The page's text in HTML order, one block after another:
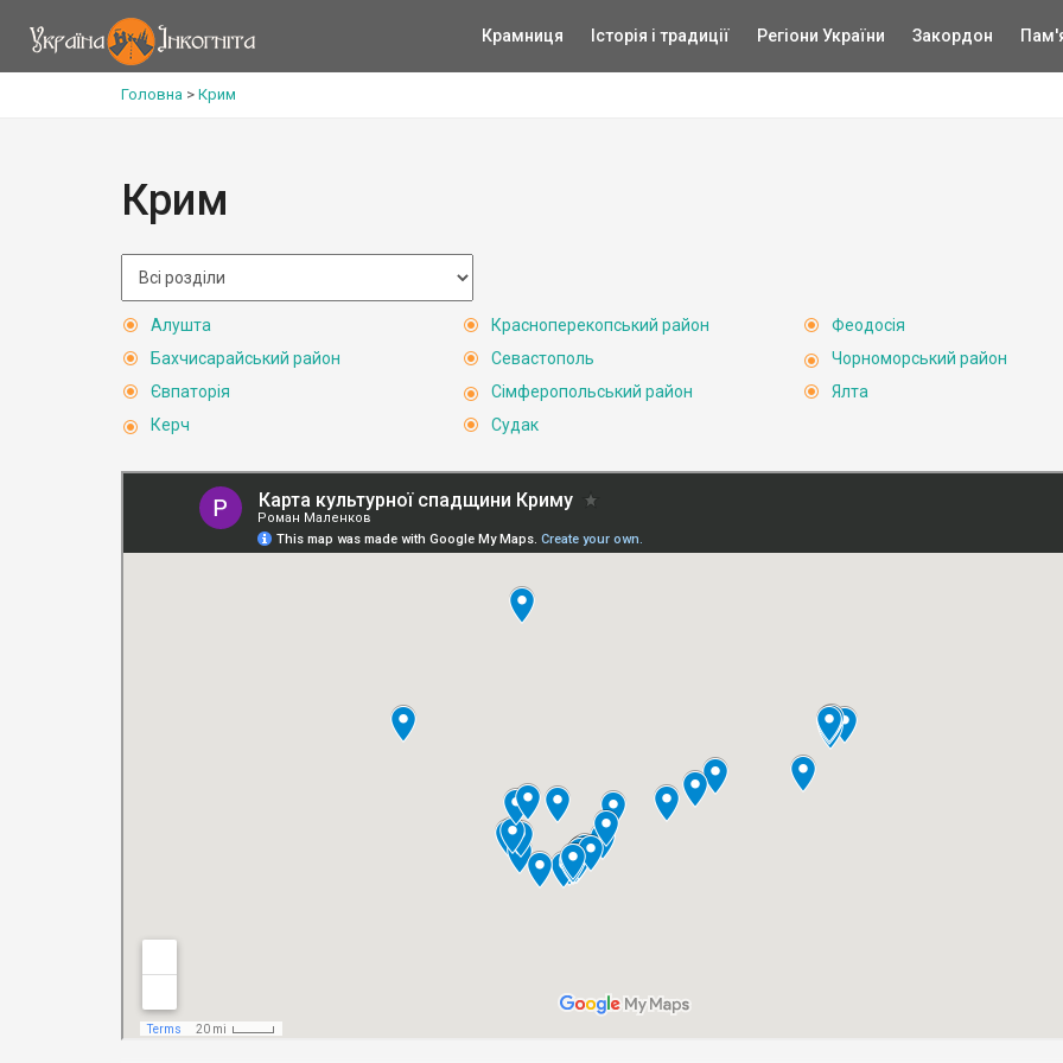
Крамниця Історія і традиції Регіони України Закордон
Головна > Крим
Крим
Алушта
Бахчисарайський район
Євпаторія
Керч
Красноперекопський район
Севастополь
Сімферопольський район
Судак
Феодосія
Чорноморський район
Ялта